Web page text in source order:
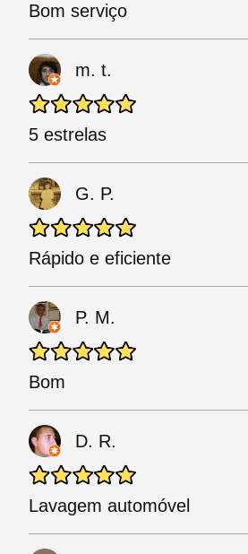
Bom serviço
m. t.
5 estrelas
G. P.
Rápido e eficiente
P. M.
Bom
D. R.
Lavagem automóvel